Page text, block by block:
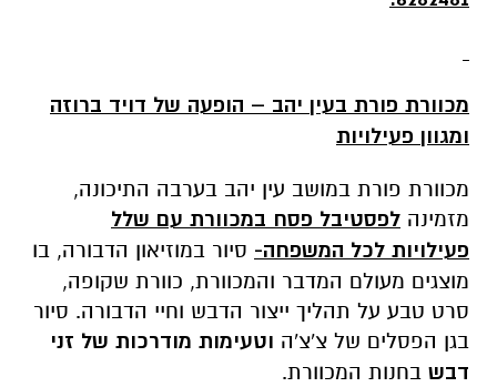
מכוורת פורת בעין יהב – הופעה של דויד ברוזה
ומגוון פעילויות
מכוורת פורת במושב עין יהב בערבה התיכונה,
מזמינה לפסטיבל פסח במכוורת עם שלל
פעילויות לכל המשפחה- סיור במוזיאון הדבורה, בו
מוצגים מעולם המדבר והמכוורת, כוורת שקופה,
סרט טבע על תהליך ייצור הדבש וחיי הדבורה. סיור
בגן הפסלים של צ'צ'ה וטעימות מודרכות של זני
דבש בחנות המכוורת.